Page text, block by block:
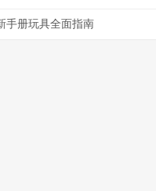
手册玩具全面指南